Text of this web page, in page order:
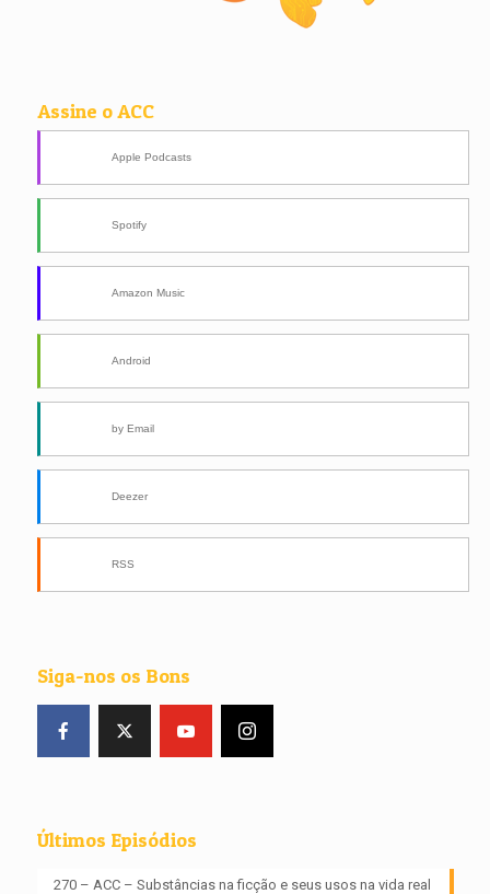
Assine o ACC
Apple Podcasts
Spotify
Amazon Music
Android
by Email
Deezer
RSS
Siga-nos os Bons
Últimos Episódios
270 – ACC – Substâncias na ficção e seus usos na vida real